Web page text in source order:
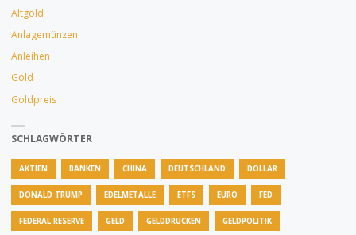
Altgold
Anlagemünzen
Anleihen
Gold
Goldpreis
SCHLAGWÖRTER
AKTIEN BANKEN CHINA DEUTSCHLAND DOLLAR
DONALD TRUMP EDELMETALLE ETFS EURO FED
FEDERAL RESERVE GELD GELDDRUCKEN GELDPOLITIK